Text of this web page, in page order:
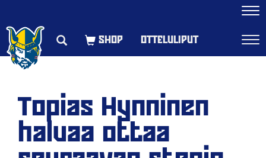
OTTELULIPUT
Topias Hynninen
haluaa ottaa